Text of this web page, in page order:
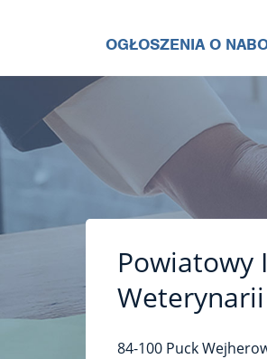
OGŁOSZENIA O
Powiatowy
84-100 Puck